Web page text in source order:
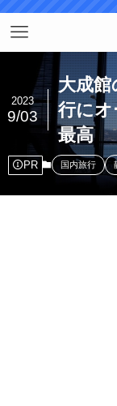
大成館
行に
最高
2023
9/03
PR 国内旅行